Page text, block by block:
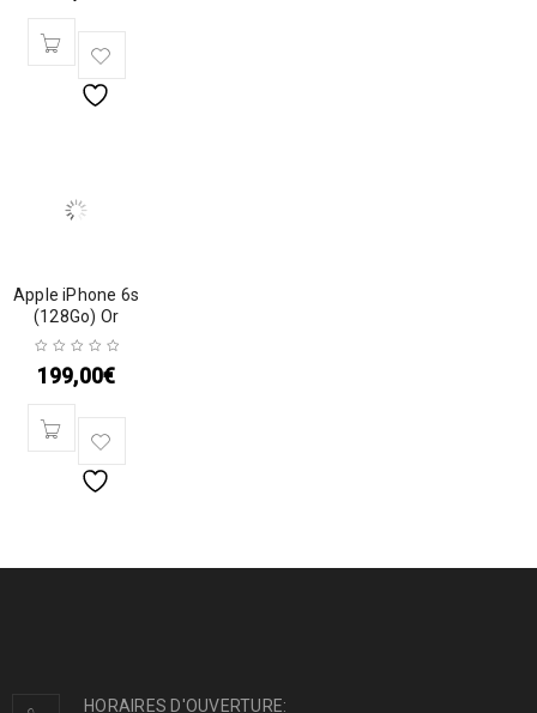
Apple iPhone 6s
(128Go) Or
199,00€
HORAIRES D'OUVERTURE: